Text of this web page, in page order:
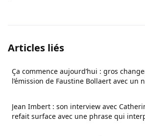
Articles liés
Ça commence aujourd’hui : gros
l’émission de Faustine Bollaert avec un
Jean Imbert : son interview avec
refait surface avec une phrase qui